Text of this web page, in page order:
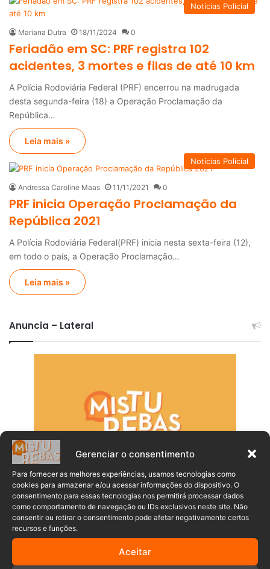
Gerenciar o consentimento
Para fornecer as melhores experiências, usamos tecnologias como
cookies para armazenar e/ou acessar informações do dispositivo. O
consentimento para essas tecnologias nos permitirá processar dados
como comportamento de navegação ou IDs exclusivos neste site. Não
consentir ou retirar o consentimento pode afetar negativamente certos
recursos e funções.
Aceitar
Notícias Policial
Mariana Dutra 18/11/2024 0
Feriadão em SC: PRF registra 102
acidentes, 3 mortes e filas de até 10 km
A Polícia Rodoviária Federal (PRF) encerrou na madrugada
desta segunda-feira (18) a Operação Proclamação da
República…
Leia mais »
Notícias Policial
Andressa Caroline Maas 11/11/2021 0
PRF inicia Operação Proclamação da
República 2021
A Polícia Rodoviária Federal(PRF) inicia nesta sexta-feira (12),
em todo o país, a Operação Proclamação…
Leia mais »
Anuncia – Lateral